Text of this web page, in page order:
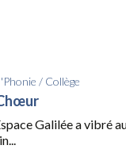
/ Collège
Galilée a vibré